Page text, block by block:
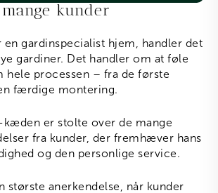
kunder
en gardinspecialist hjem, handler det
gardiner. Det handler om at føle
hele processen – fra de første
færdige montering.
kæden er stolte over de mange
fra kunder, der fremhæver hans
og den personlige service.
største anerkendelse, når kunder